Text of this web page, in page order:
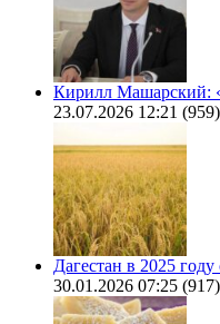
Кирилл Машарский:
23.07.2026 12:21 (959)
Дагестан в 2025
30.01.2026 07:25 (917)